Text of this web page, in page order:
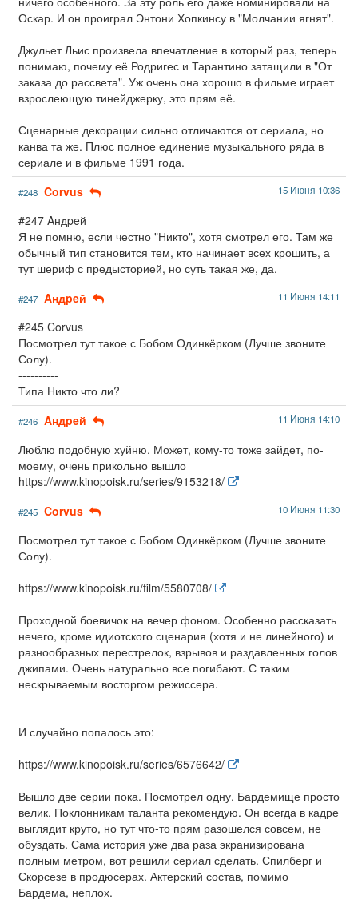
Оскар. И он проиграл Энтони Хопкинсу в "Молчании ягнят".
Джульет Льис произвела впечатление в который раз, теперь
понимаю, почему её Родригес и Тарантино затащили в "От
заказа до рассвета". Уж очень она хорошо в фильме играет
взрослеющую тинейджерку, это прям её.
Сценарные декорации сильно отличаются от сериала, но
канва та же. Плюс полное единение музыкального ряда в
сериале и в фильме 1991 года.
#248 Corvus 15 Июня 10:36
#247 Aндpeй
Я не помню, если честно "Никто", хотя смотрел его. Там же
обычный тип становится тем, кто начинает всех крошить, а
тут шериф с предысторией, но суть такая же, да.
#247 Aндpeй 11 Июня 14:11
#245 Corvus
Посмотрел тут такое с Бобом Одинкёрком (Лучше звоните
Солу).
----------
Типа Никто что ли?
#246 Aндpeй 11 Июня 14:10
Люблю подобную хуйню. Может, кому-то тоже зайдет, по-
моему, очень прикольно вышло
https://www.kinopoisk.ru/series/9153218/
#245 Corvus 10 Июня 11:30
Посмотрел тут такое с Бобом Одинкёрком (Лучше звоните
Солу).
https://www.kinopoisk.ru/film/5580708/
Проходной боевичок на вечер фоном. Особенно рассказать
нечего, кроме идиотского сценария (хотя и не линейного) и
разнообразных перестрелок, взрывов и раздавленных голов
джипами. Очень натурально все погибают. С таким
нескрываемым восторгом режиссера.
И случайно попалось это:
https://www.kinopoisk.ru/series/6576642/
Вышло две серии пока. Посмотрел одну. Бардемище просто
велик. Поклонникам таланта рекомендую. Он всегда в кадре
выглядит круто, но тут что-то прям разошелся совсем, не
обуздать. Сама история уже два раза экранизирована
полным метром, вот решили сериал сделать. Спилберг и
Скорсезе в продюсерах. Актерский состав, помимо
Бардема, неплох.